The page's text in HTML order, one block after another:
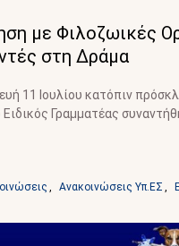
με Φιλοζωικές
στη Δράμα
11 Ιουλίου κατόπιν
Ειδικός Γραμματέας
, Ανακοινώσεις Υπ.ΕΣ ,